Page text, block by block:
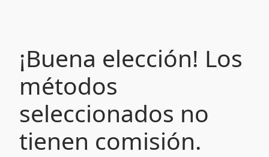
¡Buena elección! Los
métodos
seleccionados no
tienen comisión.